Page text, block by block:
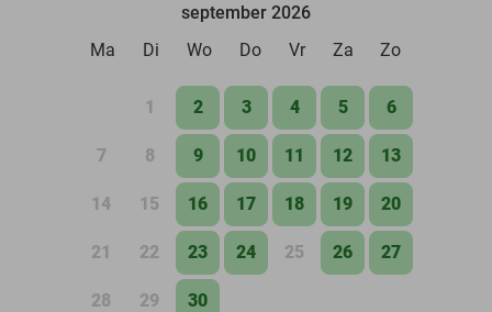
september 2026
Ma
Di Wo Do Vr Za Zo
1 2 3 4 5 6
7 8 9 10 11 12 13
14 15 16 17 18 19 20
21 22 23 24 25 26 27
28 29 30